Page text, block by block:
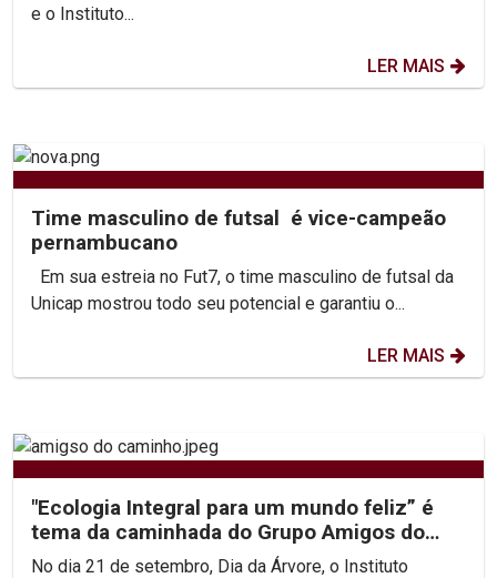
e o Instituto...
LER MAIS
Time masculino de futsal é vice-campeão
pernambucano
Unicap mostrou todo seu potencial e garantiu o...
LER MAIS
"Ecologia Integral para um mundo feliz” é
tema da caminhada do Grupo Amigos do
Caminho
No dia 21 de setembro, Dia da Árvore, o Instituto